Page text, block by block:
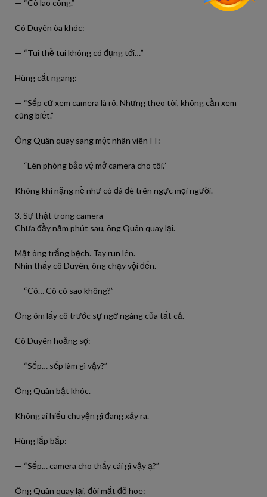
— “Cô lao công.”
Cô Duyên òa khóc:
— “Tui thề tui không có đụng tới…”
Hùng cắt ngang:
— “Sếp cứ xem camera là rõ. Nhưng theo tôi, không cần xem
cũng biết.”
Ông Quân quay sang một nhân viên IT:
— “Lên phòng bảo vệ mở camera cho tôi.”
Không khí nặng nề như có đá đè trên ngực mọi người.
3. Sự thật trong camera
Chưa đầy năm phút sau, ông Quân quay lại.
Mặt ông trắng bệch. Tay run lên.
Nhìn thấy cô Duyên, ông chạy vội đến.
— “Cô… Cô có sao không?”
Ông ôm lấy cô trước sự ngỡ ngàng của tất cả.
Cô Duyên hoảng sợ:
— “Sếp… sếp làm gì vậy?”
Ông Quân bật khóc.
Không ai hiểu chuyện gì đang xảy ra.
Hùng lắp bắp:
— “Sếp… camera cho thấy cái gì vậy ạ?”
Ông Quân quay lại, đôi mắt đỏ hoe: